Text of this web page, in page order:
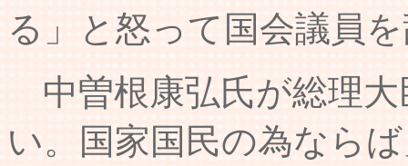
る」と怒って国会議員
中曽根康弘氏が総理
い。国家国民の為なら